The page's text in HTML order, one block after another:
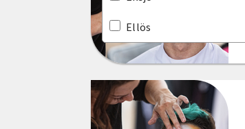
Norrbottens län
Skåne län
Stockholms län
Ellös
Enköping
Eskilstuna
Eslöv